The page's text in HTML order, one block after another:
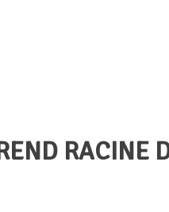
RACINE